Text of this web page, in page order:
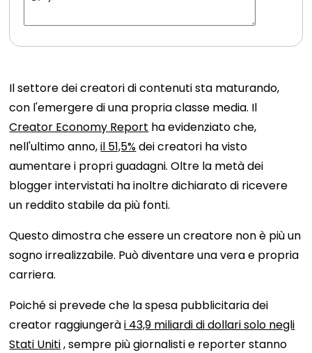
Il settore dei creatori di contenuti sta maturando,
con l'emergere di una propria classe media. Il
Creator Economy Report ha evidenziato che,
nell'ultimo anno,il 51,5%dei creatori ha visto
aumentare i propri guadagni. Oltre la metà dei
blogger intervistati ha inoltre dichiarato di ricevere
un reddito stabile da più fonti.
Questo dimostra che essere un creatore non è più un
sogno irrealizzabile. Può diventare una vera e propria
carriera.
Poiché si prevede che la spesa pubblicitaria dei
creator raggiungerài 43,9 miliardi di dollari solo negli
Stati Uniti, sempre più giornalisti e reporter stanno